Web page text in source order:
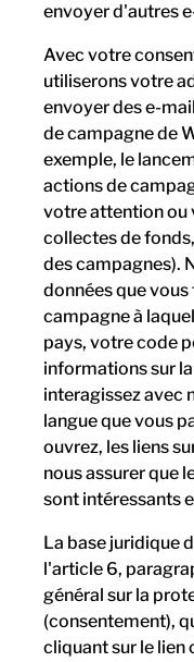
envoyer d'autres
Avec votre
utiliserons votre
envoyer des e-
de campagne de
exemple, le
actions de
votre attention ou
collectes de
des campagnes).
données que
campagne à
pays, votre code
informations sur
interagissez avec
langue que vous
ouvrez, les liens
nous assurer que
sont intéressants
La base juridique
l'article 6,
général sur la
(consentement),
cliquant sur le lien